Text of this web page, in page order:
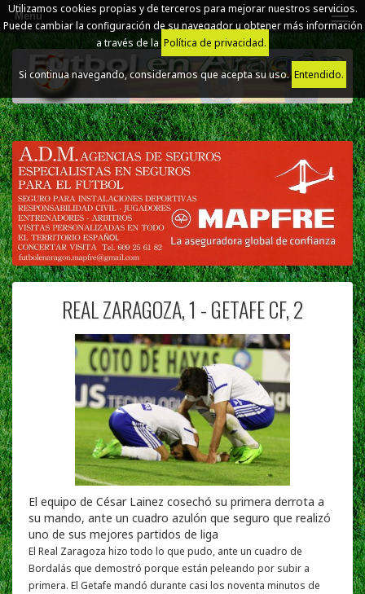
Utilizamos cookies propias y de terceros para mejorar nuestros servicios.
Puede cambiar la configuración de su navegador u obtener más información
a través de la Política de privacidad.
Si continua navegando, consideramos que acepta su uso.Entendido.
Menú
REAL ZARAGOZA, 1 - GETAFE CF, 2
El equipo de César Lainez cosechó su primera derrota a
su mando, ante un cuadro azulón que seguro que realizó
uno de sus mejores partidos de liga
El Real Zaragoza hizo todo lo que pudo, ante un cuadro de
Bordalás que demostró porque están peleando por subir a
primera. El Getafe mandó durante casi los noventa minutos de